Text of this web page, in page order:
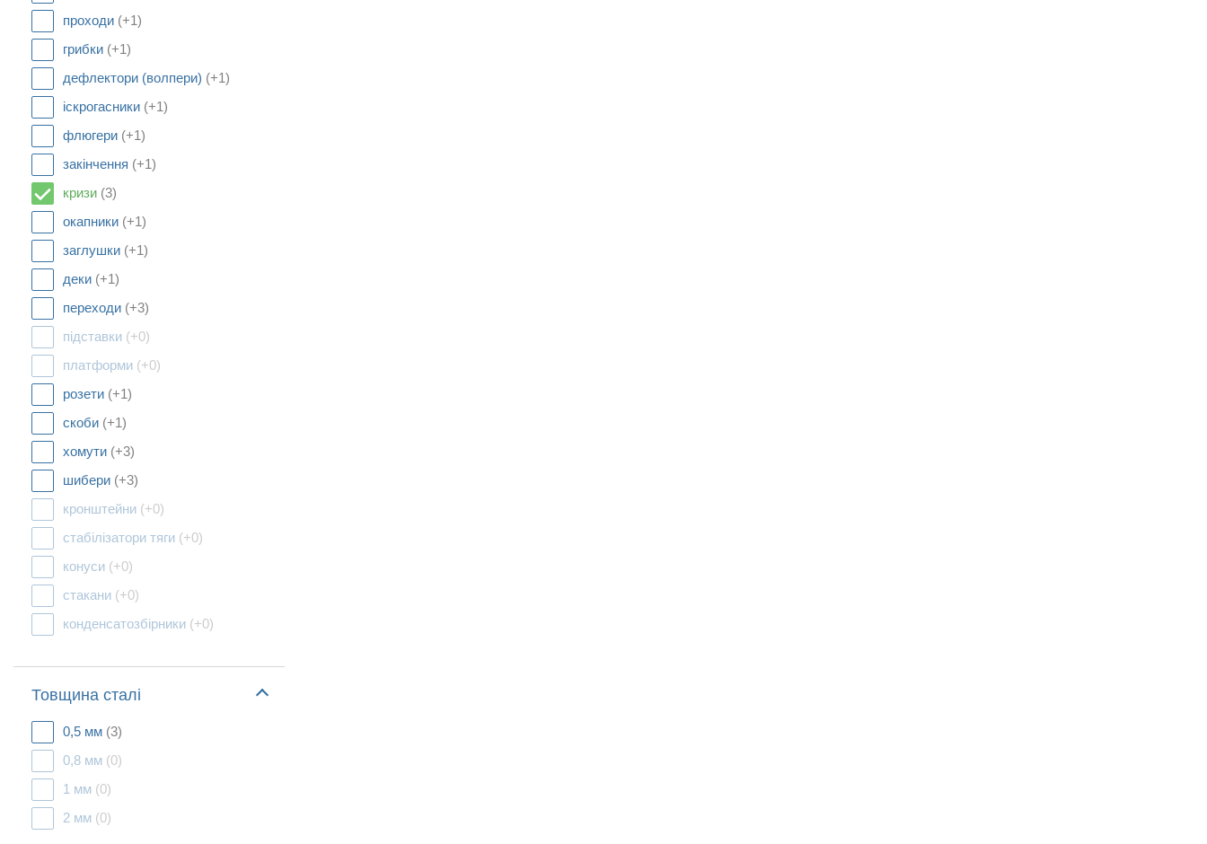
проходи (+1)
грибки (+1)
дефлектори (волпери) (+1)
іскрогасники (+1)
флюгери (+1)
закінчення (+1)
кризи (3)
окапники (+1)
заглушки (+1)
деки (+1)
переходи (+3)
підставки (+0)
платформи (+0)
розети (+1)
скоби (+1)
хомути (+3)
шибери (+3)
кронштейни (+0)
стабілізатори тяги (+0)
конуси (+0)
стакани (+0)
конденсатозбірники (+0)
Товщина сталі
0,5 мм (3)
0,8 мм (0)
1 мм (0)
2 мм (0)